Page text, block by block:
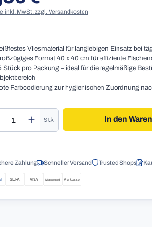
inkl. MwSt. zzgl. Versandkosten
Vliesmaterial für langlebigen Einsatz bei
Format 40 x 40 cm für effiziente
Stück pro Packung – ideal für die regelmäßige
Farbcodierung zur hygienischen Zuordnung
Anzahl: Gib den
Stk In den
Zahlung Schneller Versand Trusted Shops